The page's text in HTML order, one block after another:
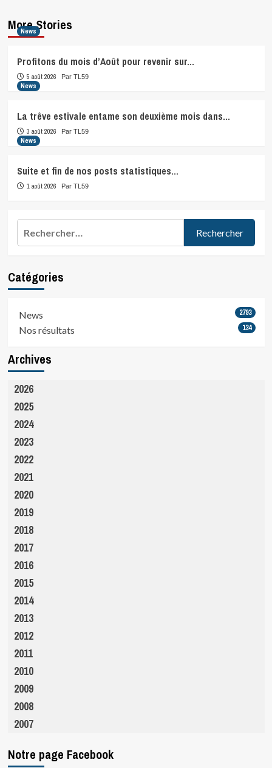
More Stories
News
Profitons du mois d’Août pour revenir sur…
5 août 2026 Par TL59
News
La trêve estivale entame son deuxième mois dans…
3 août 2026 Par TL59
News
Suite et fin de nos posts statistiques…
1 août 2026 Par TL59
Catégories
News 2793
Nos résultats 134
Archives
2026
2025
2024
2023
2022
2021
2020
2019
2018
2017
2016
2015
2014
2013
2012
2011
2010
2009
2008
2007
Notre page Facebook